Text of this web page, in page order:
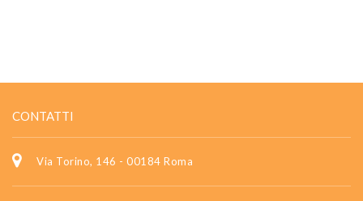
CONTATTI
Via Torino, 146 - 00184 Roma